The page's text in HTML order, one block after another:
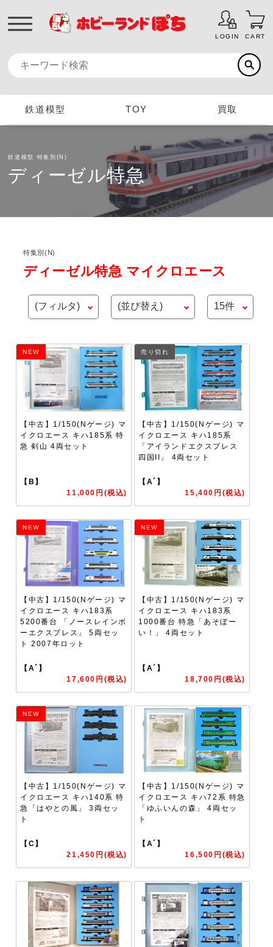
LOGIN CART
鉄道模型 TOY 買取
鉄道模型 特集別(N)
ディーゼル特急
特集別(N)
ディーゼル特急 マイクロエース
NEW
【中古】1/150(Nゲージ) マ
イクロエース キハ185系 特
急 剣山 4両セット
【B】
11,000円(税込)
売り切れ
【中古】1/150(Nゲージ) マ
イクロエース キハ185系
「アイランドエクスプレス
四国II」 4両セット
【A´】
15,400円(税込)
NEW
【中古】1/150(Nゲージ) マ
イクロエース キハ183系
5200番台 「ノースレインボ
ーエクスプレス」 5両セッ
ト 2007年ロット
【A´】
17,600円(税込)
NEW
【中古】1/150(Nゲージ) マ
イクロエース キハ183系
1000番台 特急「あそぼー
い！」 4両セット
【A´】
18,700円(税込)
NEW
【中古】1/150(Nゲージ) マ
イクロエース キハ140系 特
急「はやとの風」 3両セッ
ト
【C】
21,450円(税込)
【中古】1/150(Nゲージ) マ
イクロエース キハ72系 特急
「ゆふいんの森」 4両セッ
ト
【A´】
16,500円(税込)